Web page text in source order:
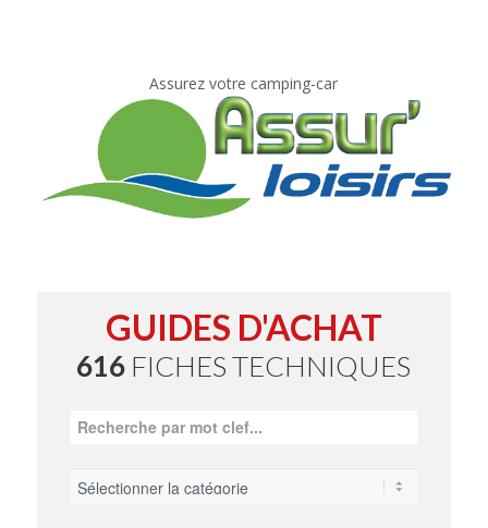
Assurez votre camping-car
GUIDES D'ACHAT
616 FICHES TECHNIQUES